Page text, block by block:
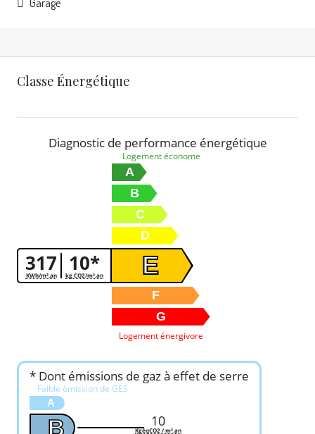
Classe Énergétique
Diagnostic de performance énergétique
317
KWh/m².an 10*
kg CO2/m².an
Logement économe
A
B
C
D
E
F
G
Logement énergivore
* Dont émissions de gaz à effet de serre
Faible émission de GES
A
B 10
KgéqCO2 / m².an